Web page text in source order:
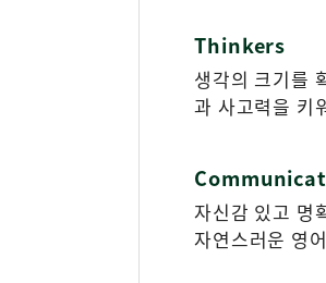
Thinkers
생각의 크기를
과 사고력을 키
자신감 있고 명
자연스러운 영